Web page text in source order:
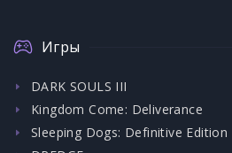
Игры
DARK SOULS III
Kingdom Come: Deliverance
Sleeping Dogs: Definitive Edition